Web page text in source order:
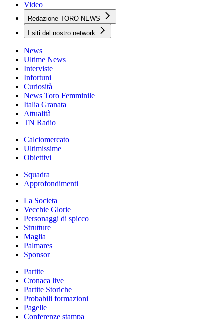
Video
Redazione TORO NEWS
I siti del nostro network
News
Ultime News
Interviste
Infortuni
Curiosità
News Toro Femminile
Italia Granata
Attualità
TN Radio
Calciomercato
Ultimissime
Obiettivi
Squadra
Approfondimenti
La Societa
Vecchie Glorie
Personaggi di spicco
Strutture
Maglia
Palmares
Sponsor
Partite
Cronaca live
Partite Storiche
Probabili formazioni
Pagelle
Conferenze stampa